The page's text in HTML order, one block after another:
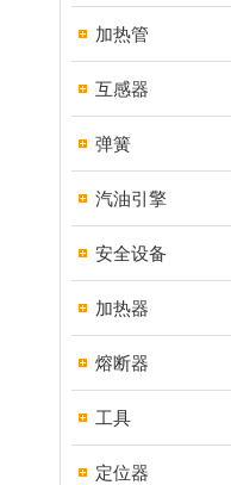
加热管
互感器
弹簧
汽油引擎
安全设备
加热器
熔断器
工具
定位器